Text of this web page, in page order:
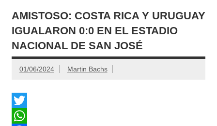
AMISTOSO: COSTA RICA Y URUGUAY
IGUALARON 0:0 EN EL ESTADIO
NACIONAL DE SAN JOSÉ
01/06/2024 Martin Bachs
T